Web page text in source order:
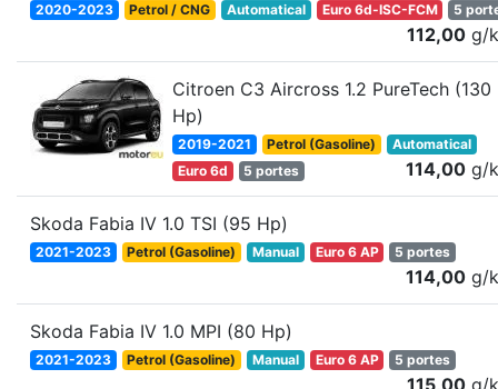
2020-2023 Petrol / CNG Automatical Euro 6d-ISC-FCM 5
112,00 g/
Citroen C3 Aircross 1.2 PureTech (130
Hp)
2019-2021 Petrol (Gasoline)
Automatical
Euro 6d
5 portes 114,00 g/
Skoda Fabia IV 1.0 TSI (95 Hp)
2021-2023 Petrol (Gasoline) Manual Euro 6 AP 5 portes
114,00 g/
Skoda Fabia IV 1.0 MPI (80 Hp)
2021-2023 Petrol (Gasoline) Manual Euro 6 AP 5 portes
115,00 g/